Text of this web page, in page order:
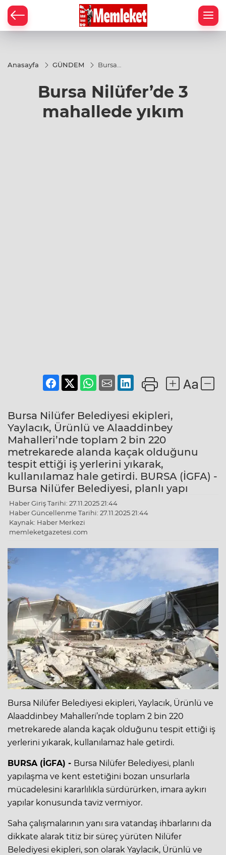
Anasayfa GÜNDEM
Bursa
mahallede
yıkım
Bursa Nilüfer’de 3
mahallede yıkım
Bursa Nilüfer Belediyesi ekipleri,
Yaylacık, Ürünlü ve Alaaddinbey
Mahalleri’nde toplam 2 bin 220
metrekarede alanda kaçak olduğunu
tespit ettiği iş yerlerini yıkarak,
kullanılamaz hale getirdi. BURSA (İGFA) -
Bursa Nilüfer Belediyesi, planlı yapı
Haber Giriş Tarihi: 27.11.2025 21:44
Haber Güncellenme Tarihi: 27.11.2025 21:44
Kaynak: Haber Merkezi
memleketgazetesi.com
Bursa Nilüfer Belediyesi ekipleri, Yaylacık, Ürünlü ve
Alaaddinbey Mahalleri’nde toplam 2 bin 220
metrekarede alanda kaçak olduğunu tespit ettiği iş
yerlerini yıkarak, kullanılamaz hale getirdi.
BURSA (İGFA) - Bursa Nilüfer Belediyesi, planlı
yapılaşma ve kent estetiğini bozan unsurlarla
mücadelesini kararlılıkla sürdürürken, imara aykırı
yapılar konusunda taviz vermiyor.
Saha çalışmalarının yanı sıra vatandaş ihbarlarını da
dikkate alarak titiz bir süreç yürüten Nilüfer
Belediyesi ekipleri, son olarak Yaylacık, Ürünlü ve